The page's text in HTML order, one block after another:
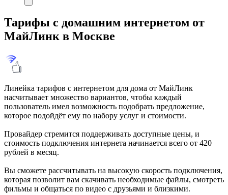
Тарифы с домашним интернетом от
МайЛинк в Москве
Линейка тарифов с интернетом для дома от МайЛинк
насчитывает множество вариантов, чтобы каждый
пользователь имел возможность подобрать предложение,
которое подойдёт ему по набору услуг и стоимости.
Провайдер стремится поддерживать доступные цены, и
стоимость подключения интернета начинается всего от 420
рублей в месяц.
Вы сможете рассчитывать на высокую скорость подключения,
которая позволит вам скачивать необходимые файлы, смотреть
фильмы и общаться по видео с друзьями и близкими.